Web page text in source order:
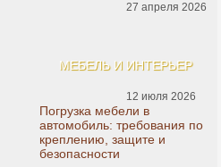
27 апреля 2026
МЕБЕЛЬ И ИНТЕРЬЕР
12 июля 2026
Погрузка мебели в
автомобиль: требования по
креплению, защите и
безопасности